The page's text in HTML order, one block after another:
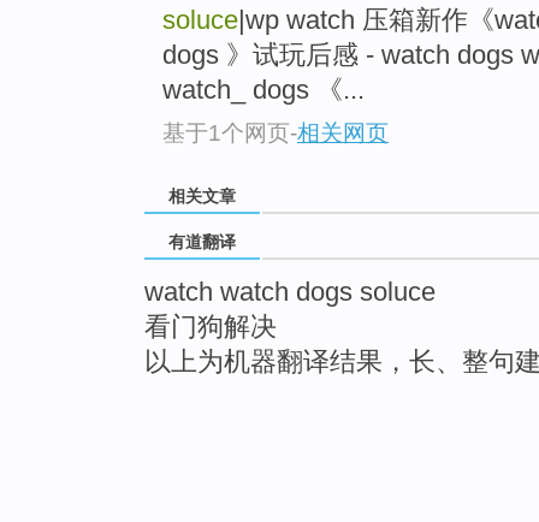
soluce |wp watch 压箱新作《
dogs 》试玩后感 - watch dogs
watch_ dogs 《...
基于1个网页-相关网页
相关文章
有道翻译
watch watch dogs soluce
看门狗解决
以上为机器翻译结果，长、整句